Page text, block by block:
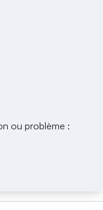
ou problème :